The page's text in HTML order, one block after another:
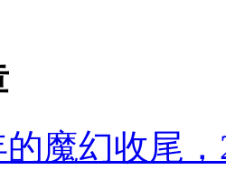
的魔幻收尾